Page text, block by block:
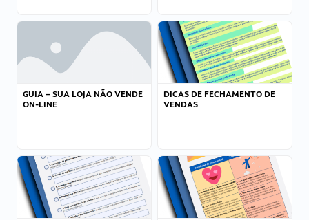
GUIA – SUA LOJA NÃO VENDE
ON-LINE
DICAS DE FECHAMENTO DE
VENDAS